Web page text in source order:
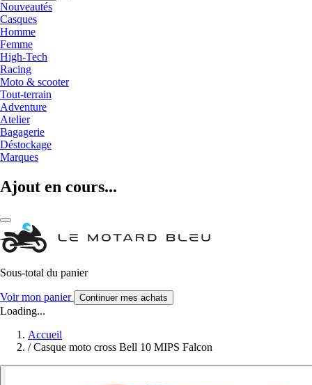
Nouveautés
Casques
Homme
Femme
High-Tech
Racing
Moto & scooter
Tout-terrain
Adventure
Atelier
Bagagerie
Déstockage
Marques
Ajout en cours...
Sous-total du panier
Voir mon panier Continuer mes achats
Loading...
Accueil
/ Casque moto cross Bell 10 MIPS Falcon